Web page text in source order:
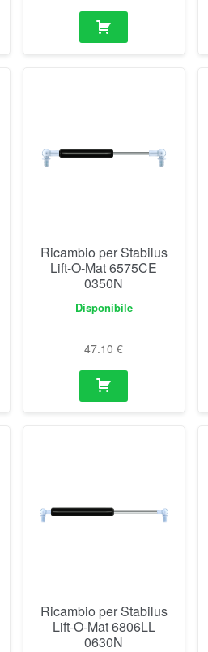
Ricambio per Stabilus
Lift-O-Mat 6575CE
0350N
Disponibile
47.10€
Ricambio per Stabilus
Lift-O-Mat 6806LL
0630N